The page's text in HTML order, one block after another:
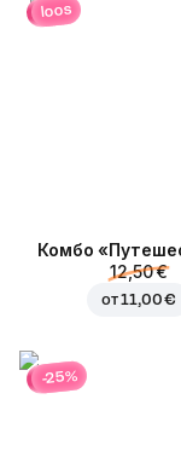
loos
Комбо
12,50 €
от11,00 €
-25%